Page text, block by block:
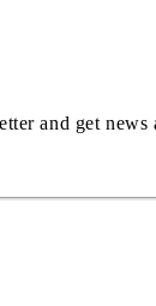
and get